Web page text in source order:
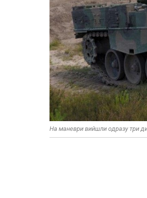
На маневри вийшли одразу три